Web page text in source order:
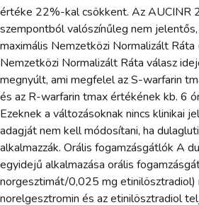
értéke 22%-kal csökkent. Az AUCINR
szempontból valószínűleg nem
maximális Nemzetközi Normalizált Ráta
Nemzetközi Normalizált Ráta válasz
megnyúlt, ami megfelel az S-warfarin
és az R-warfarin tmax értékének kb. 6
Ezeknek a változásoknak nincs klinikai
adagját nem kell módosítani, ha
alkalmazzák. Orális fogamzásgátlók A
egyidejű alkalmazása orális
norgesztimát/0,025 mg etinilösztradiol)
norelgesztromin és az etinilösztradiol